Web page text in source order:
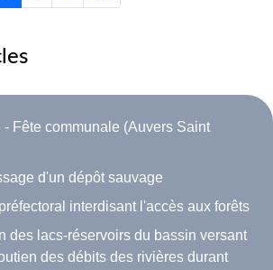
Fête communale (Auvers Saint
d'un dépôt sauvage
interdisant l'accès aux forêts
des lacs-réservoirs du bassin versant
des débits des rivières durant